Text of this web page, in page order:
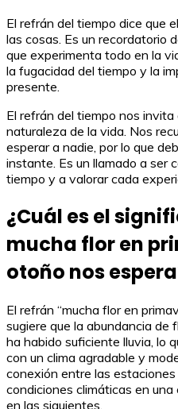
El refrán del tiempo dice que
las cosas. Es un recordatorio
que experimenta todo en la
la fugacidad del tiempo y la
presente.
El refrán del tiempo nos
naturaleza de la vida. Nos
esperar a nadie, por lo que
instante. Es un llamado a ser
tiempo y a valorar cada
¿Cuál es el
mucha flor en
otoño nos
El refrán “mucha flor en
sugiere que la abundancia de
ha habido suficiente lluvia, lo
con un clima agradable y
conexión entre las
condiciones climáticas en
en las siguientes.